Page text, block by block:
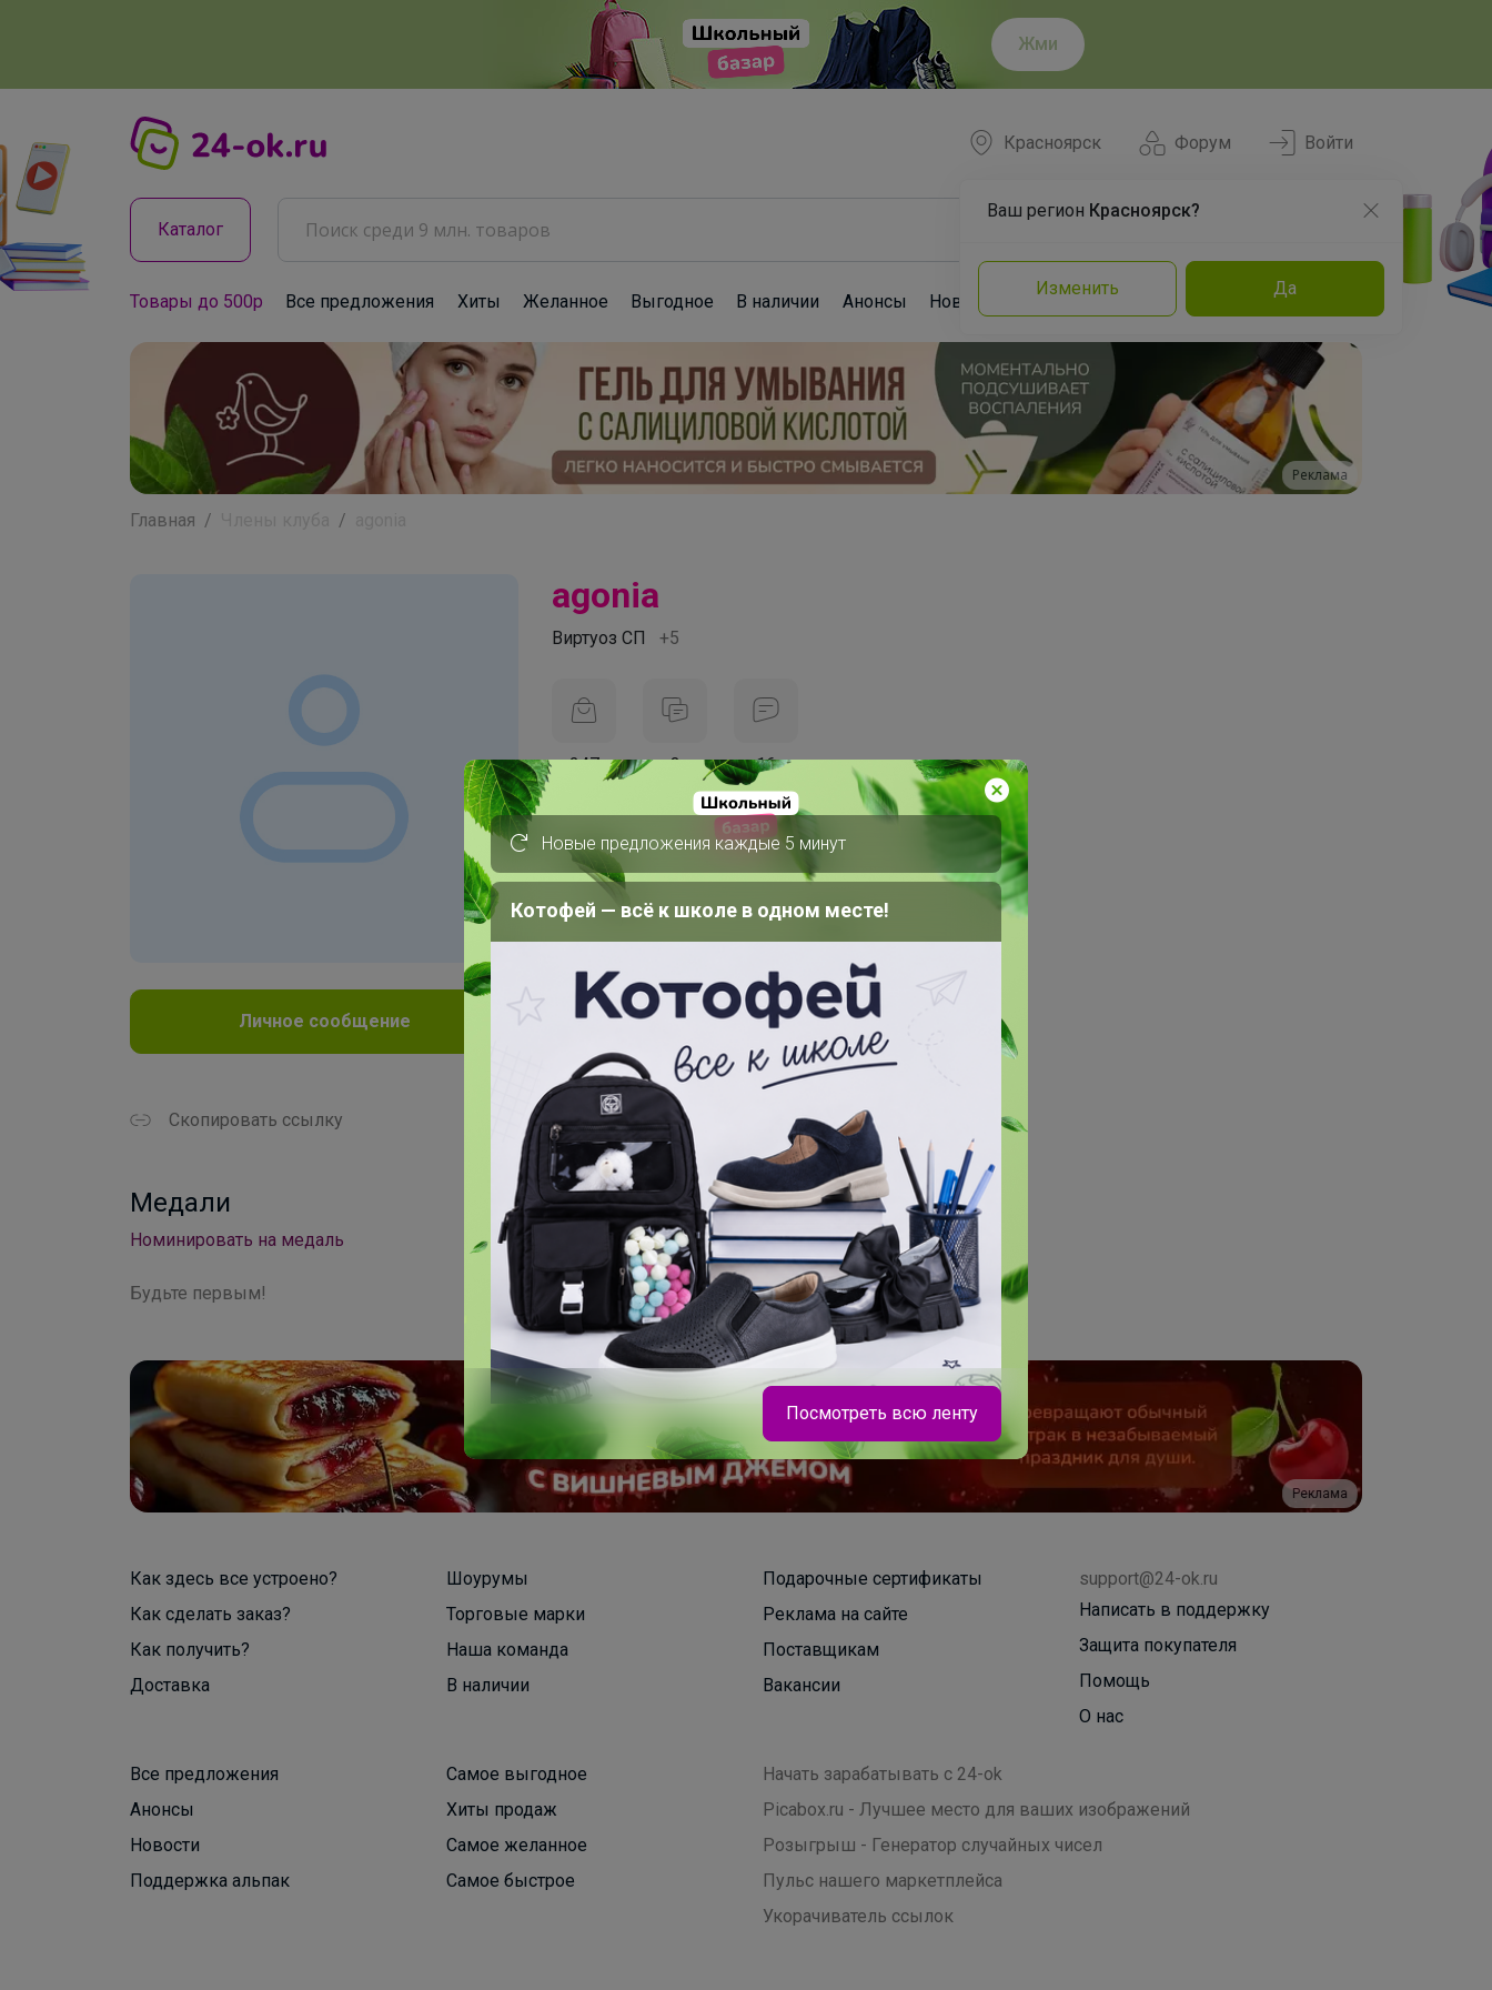
Жми
Форум
Красноярск
Ваш регион Красноярск?
Изменить Да
Войти
Каталог
Товары до 500р Все предложения Хиты Желанное Выгодное В наличии Анонсы Новости Команда Эксперты
Реклама
Главная
Личное сообщение
Скопировать ссылку
Медали
Номинировать на медаль
Будьте первым!
agonia
Виртуоз СП +5
247 3 16
На сайте 6 часов назад
День рождения 23 февраля
Красноярск
В клубе с 2 февраля 2018 г.
Реклама
Как здесь все устроено?
Как сделать заказ?
Как получить?
Доставка
Шоурумы
Торговые марки
Наша команда
В наличии
Подарочные сертификаты
Реклама на сайте
Поставщикам
Вакансии
support@24-ok.ru
Написать в поддержку
Защита покупателя
Помощь
О нас
Все предложения
Анонсы
Новости
Поддержка альпак
Самое выгодное
Хиты продаж
Самое желанное
Самое быстрое
Начать зарабатывать с 24-ok
Picabox.ru - Лучшее место для ваших изображений
Розыгрыш - Генератор случайных чисел
Пульс нашего маркетплейса
Укорачиватель ссылок
Новые предложения каждые 5 минут
Котофей — всё к школе в одном месте!
Леныра
Спортивные брюки оверсайз всего за 761 рубль.
Размеры с 134 до 164 см
Посмотреть всю ленту